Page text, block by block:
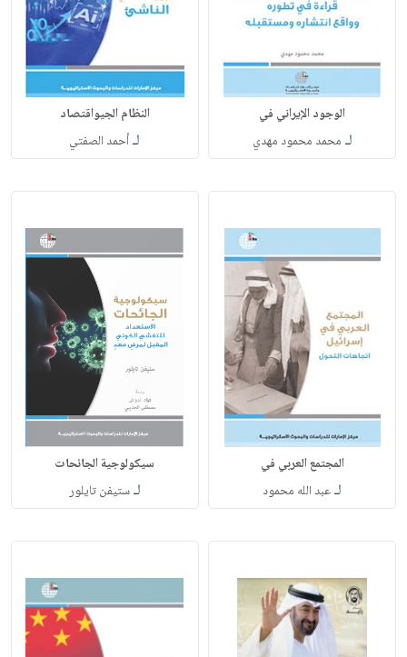
الوجود الإيراني في
لـ محمد محمود مهدي
النظام الجيواقتصاد
لـأحمد الصفتي
المجتمع العربي في
لـعبد الله محمود
سيكولوجية الجائحات
لـستيفن تايلور